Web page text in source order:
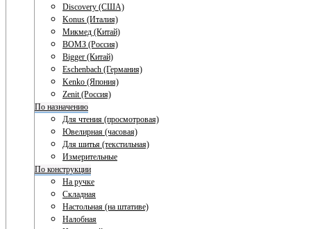
Discovery (США)
Konus (Италия)
Микмед (Китай)
ВОМЗ (Россия)
Bigger (Китай)
Eschenbach (Германия)
Kenko (Япония)
Zenit (Россия)
По назначению
Для чтения (просмотровая)
Ювелирная (часовая)
Для шитья (текстильная)
Измерительные
По конструкции
На ручке
Складная
Настольная (на штативе)
Налобная